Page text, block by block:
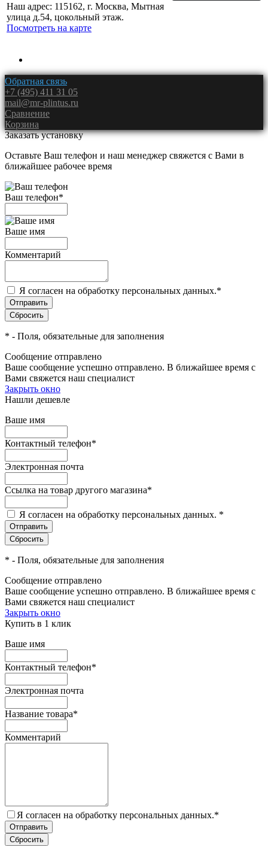
Наш адрес: 115162, г. Москва, Мытная
улица д.54, цокольный этаж.
Посмотреть на карте
Обратная связь
+7 (495) 411 31 05
mail@mr-plintus.ru
Сравнение
Корзина
Заказать установку
Оставьте Ваш телефон и наш менеджер свяжется с Вами в
ближайшее рабочее время
Ваш телефон*
Ваше имя
Комментарий
Я согласен на обработку персональных данных.*
* - Поля, обязательные для заполнения
Сообщение отправлено
Ваше сообщение успешно отправлено. В ближайшее время с
Вами свяжется наш специалист
Закрыть окно
Нашли дешевле
Ваше имя
Контактный телефон*
Электронная почта
Ссылка на товар другого магазина*
Я согласен на обработку персональных данных. *
* - Поля, обязательные для заполнения
Сообщение отправлено
Ваше сообщение успешно отправлено. В ближайшее время с
Вами свяжется наш специалист
Закрыть окно
Купить в 1 клик
Ваше имя
Контактный телефон*
Электронная почта
Название товара*
Комментарий
Я согласен на обработку персональных данных.*